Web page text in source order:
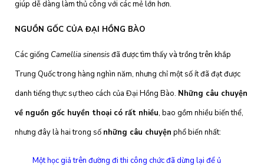
giúp dễ dàng làm thủ công với các mẻ lớn hơn.
NGUỒN GỐC CỦA ĐẠI HỒNG BÀO
Các giống Camellia sinensisđã được tìm thấy và trồng trên khắp
Trung Quốc trong hàng nghìn năm, nhưng chỉ một số ít đã đạt được
danh tiếng thực sự theo cách của Đại Hồng Bào. Những câu chuyện
về nguồn gốc huyền thoại có rất nhiều, bao gồm nhiều biến thể,
nhưng đây là hai trong số những câu chuyện phổ biến nhất:
Một học giả trên đường đi thi công chức đã dừng lại để ủ